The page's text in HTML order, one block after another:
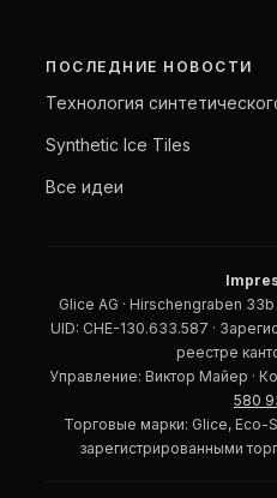
ПОСЛЕДНИЕ НОВОСТИ
Технология
Synthetic Ice Tiles
Все идеи
Glice AG · Hirschengraben
UID: CHE-130.633.587 ·
реестре
Управление: Виктор Майер ·
580
Торговые марки: Glice, Eco-
зарегистрированными